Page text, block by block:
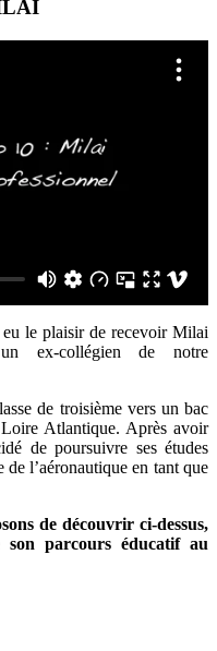
le plaisir de recevoir Milai
ex-collégien de notre
de troisième vers un bac
Atlantique. Après avoir
de poursuivre ses études
l’aéronautique en tant que
de découvrir ci-dessus,
parcours éducatif au